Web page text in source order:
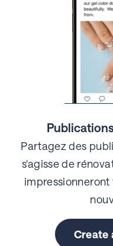
Partagez des
s'agisse de
Create